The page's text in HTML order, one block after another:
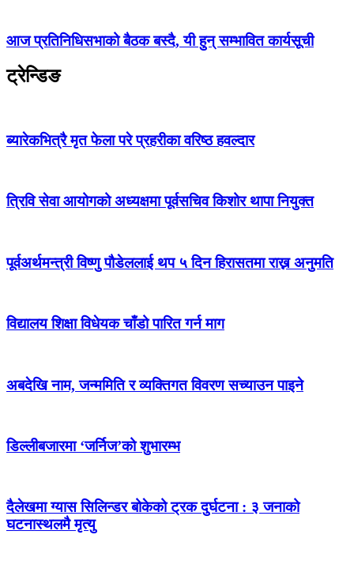
आज प्रतिनिधिसभाको बैठक बस्दै, यी हुन् सम्भावित कार्यसूची
ट्रेन्डिङ
ब्यारेकभित्रै मृत फेला परे प्रहरीका वरिष्ठ हवल्दार
त्रिवि सेवा आयोगको अध्यक्षमा पूर्वसचिव किशोर थापा नियुक्त
पूर्वअर्थमन्त्री विष्णु पौडेललाई थप ५ दिन हिरासतमा राख्न अनुमति
विद्यालय शिक्षा विधेयक चाँडो पारित गर्न माग
अबदेखि नाम, जन्ममिति र व्यक्तिगत विवरण सच्याउन पाइने
डिल्लीबजारमा ‘जर्निज’को शुभारम्भ
दैलेखमा ग्यास सिलिन्डर बोकेको ट्रक दुर्घटना : ३ जनाको
घटनास्थलमै मृत्यु